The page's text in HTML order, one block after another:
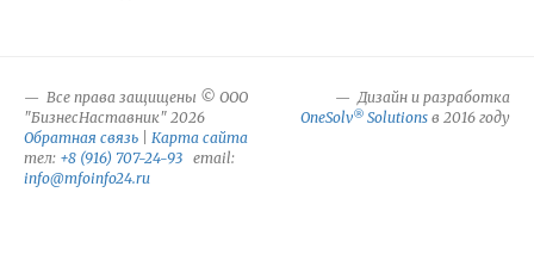
Все права защищены © ООО
"БизнесНаставник" 2026
Обратная связь
Карта сайта
тел: +8 (916) 707-24-93 email:
info@mfoinfo24.ru
Дизайн и разработка
OneSolv® Solutions в 2016 году